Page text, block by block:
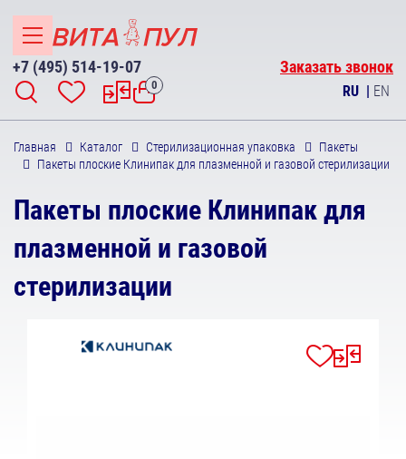
+7 (495) 514-19-07 Заказать звонок
0 RU | EN
Главная Каталог Стерилизационная упаковка
Пакеты
Пакеты плоские Клинипак для плазменной и газовой стерилизации
Пакеты плоские Клинипак для
плазменной и газовой
стерилизации